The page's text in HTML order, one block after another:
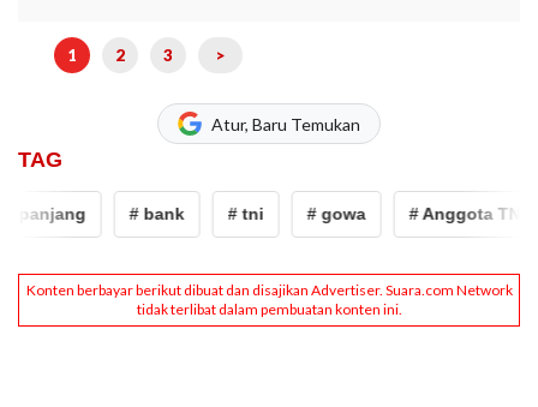
1 2 3 >
Atur, Baru Temukan
TAG
# bank # tni # gowa # Anggota TNI